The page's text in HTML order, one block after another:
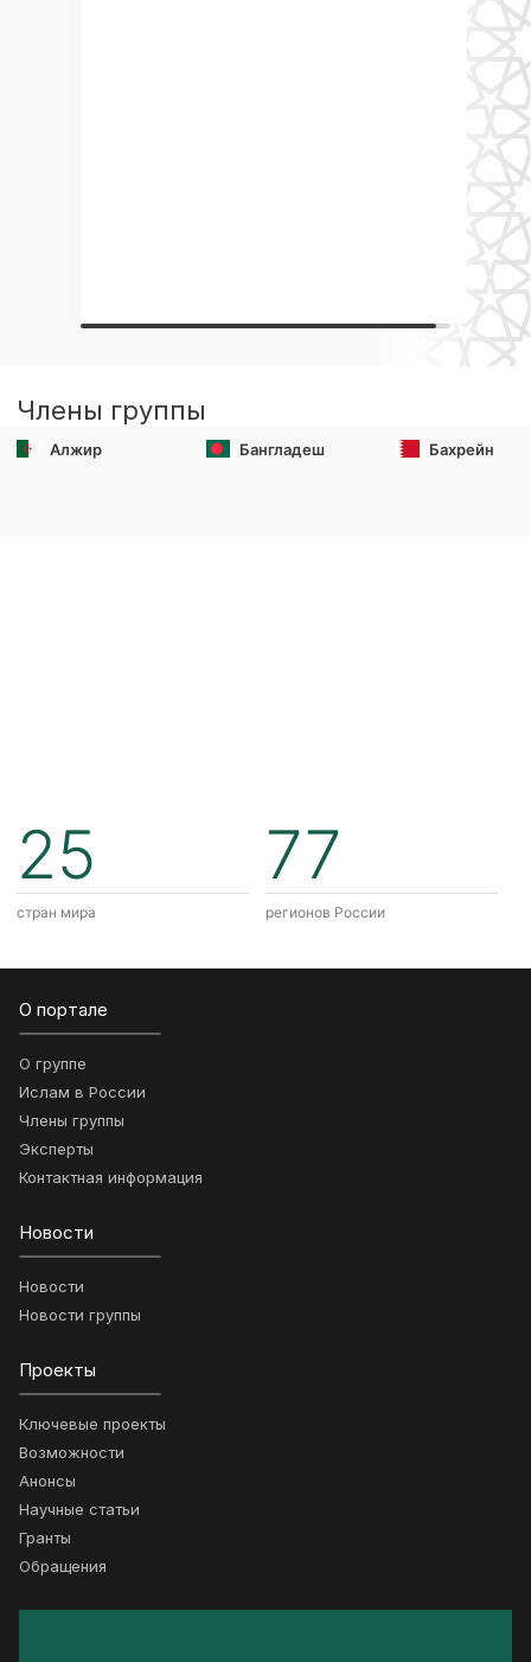
Члены группы
Алжир Бангладеш Бахрейн
25
стран мира
77
регионов России
О портале
О группе
Ислам в России
Члены группы
Эксперты
Контактная информация
Новости
Новости
Новости группы
Проекты
Ключевые проекты
Возможности
Анонсы
Научные статьи
Гранты
Обращения